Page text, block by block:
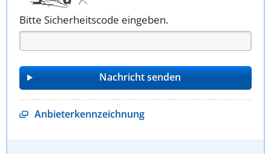
Bitte Sicherheitscode eingeben.
Anbieterkennzeichnung